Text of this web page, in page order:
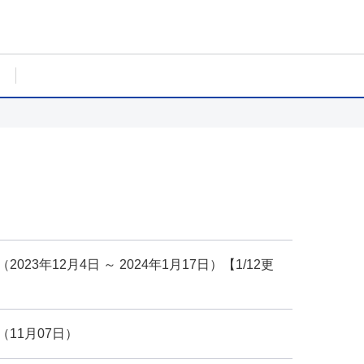
2023年12月4日 ～ 2024年1月17日）【1/12更
11月07日）